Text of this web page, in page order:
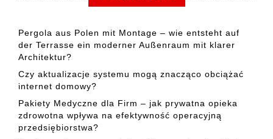
Pergola aus Polen mit Montage – wie entsteht auf
der Terrasse ein moderner Außenraum mit klarer
Architektur?
Czy aktualizacje systemu mogą znacząco obciążać
internet domowy?
Pakiety Medyczne dla Firm – jak prywatna opieka
zdrowotna wpływa na efektywność operacyjną
przedsiębiorstwa?